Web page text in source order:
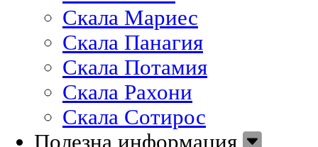
Скала Мариес
Скала Панагия
Скала Потамия
Скала Рахони
Скала Сотирос
Полезна информация